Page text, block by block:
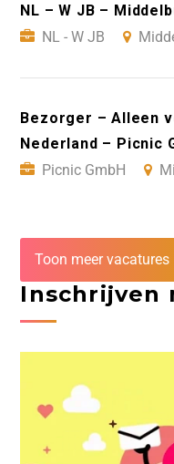
NL – W JB –
NL - W JB
Bezorger – Alleen
Nederland – Picnic
Picnic GmbH
Toon meer vacatures
Inschrijven